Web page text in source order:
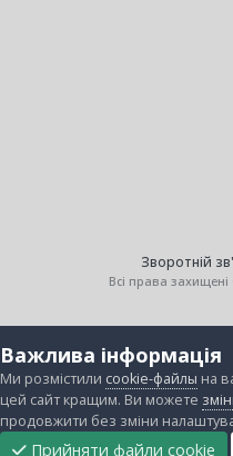
Зворотній
Всі права
Важлива інформація
Ми розмістили cookie-файлы на
цей сайт кращим. Ви можете
продовжити без зміни
Прийняти файли cookie